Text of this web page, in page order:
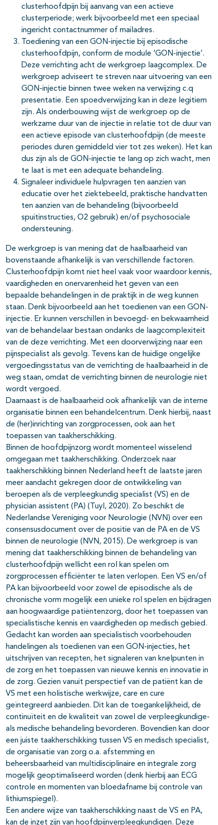
clusterhoofdpijn bij aanvang van een actieve
clusterperiode; werk bijvoorbeeld met een speciaal
ingericht contactnummer of mailadres.
Toediening van een GON-injectie bij episodische
clusterhoofdpijn, conform de module ‘GON-injectie’.
Deze verrichting acht de werkgroep laagcomplex. De
werkgroep adviseert te streven naar uitvoering van een
GON-injectie binnen twee weken na verwijzing c.q
presentatie. Een spoedverwijzing kan in deze legitiem
zijn. Als onderbouwing wijst de werkgroep op de
werkzame duur van de injectie in relatie tot de duur van
een actieve episode van clusterhoofdpijn (de meeste
periodes duren gemiddeld vier tot zes weken). Het kan
dus zijn als de GON-injectie te lang op zich wacht, men
te laat is met een adequate behandeling.
Signaleer individuele hulpvragen ten aanzien van
educatie over het ziektebeeld, praktische handvatten
ten aanzien van de behandeling (bijvoorbeeld
spuitinstructies, O2 gebruik) en/of psychosociale
ondersteuning.
De werkgroep is van mening dat de haalbaarheid van
bovenstaande afhankelijk is van verschillende factoren.
Clusterhoofdpijn komt niet heel vaak voor waardoor kennis,
vaardigheden en onervarenheid het geven van een
bepaalde behandelingen in de praktijk in de weg kunnen
staan. Denk bijvoorbeeld aan het toedienen van een GON-
injectie. Er kunnen verschillen in bevoegd- en bekwaamheid
van de behandelaar bestaan ondanks de laagcomplexiteit
van de deze verrichting. Met een doorverwijzing naar een
pijnspecialist als gevolg. Tevens kan de huidige ongelijke
vergoedingsstatus van de verrichting de haalbaarheid in de
weg staan, omdat de verrichting binnen de neurologie niet
wordt vergoed.
Daarnaast is de haalbaarheid ook afhankelijk van de interne
organisatie binnen een behandelcentrum. Denk hierbij, naast
de (her)inrichting van zorgprocessen, ook aan het
toepassen van taakherschikking.
Binnen de hoofdpijnzorg wordt momenteel wisselend
omgegaan met taakherschikking. Onderzoek naar
taakherschikking binnen Nederland heeft de laatste jaren
meer aandacht gekregen door de ontwikkeling van
beroepen als de verpleegkundig specialist (VS) en de
physician assistent (PA) (Tuyl, 2020). Zo beschikt de
Nederlandse Vereniging voor Neurologie (NVN) over een
consensusdocument over de positie van de PA en de VS
binnen de neurologie (NVN, 2015). De werkgroep is van
mening dat taakherschikking binnen de behandeling van
clusterhoofdpijn wellicht een rol kan spelen om
zorgprocessen efficiënter te laten verlopen. Een VS en/of
PA kan bijvoorbeeld voor zowel de episodische als de
chronische vorm mogelijk een unieke rol spelen en bijdragen
aan hoogwaardige patiëntenzorg, door het toepassen van
specialistische kennis en vaardigheden op medisch gebied.
Gedacht kan worden aan specialistisch voorbehouden
handelingen als toedienen van een GON-injecties, het
uitschrijven van recepten, het signaleren van knelpunten in
de zorg en het toepassen van nieuwe kennis en innovatie in
de zorg. Gezien vanuit perspectief van de patiënt kan de
VS met een holistische werkwijze, care en cure
geïntegreerd aanbieden. Dit kan de toegankelijkheid, de
continuïteit en de kwaliteit van zowel de verpleegkundige-
als medische behandeling bevorderen. Bovendien kan door
een juiste taakherschikking tussen VS en medisch specialist,
de organisatie van zorg o.a. afstemming en
beheersbaarheid van multidisciplinaire en integrale zorg
mogelijk geoptimaliseerd worden (denk hierbij aan ECG
controle en momenten van bloedafname bij controle van
lithiumspiegel).
Een andere wijze van taakherschikking naast de VS en PA,
kan de inzet zijn van hoofdpijnverpleegkundigen. Deze